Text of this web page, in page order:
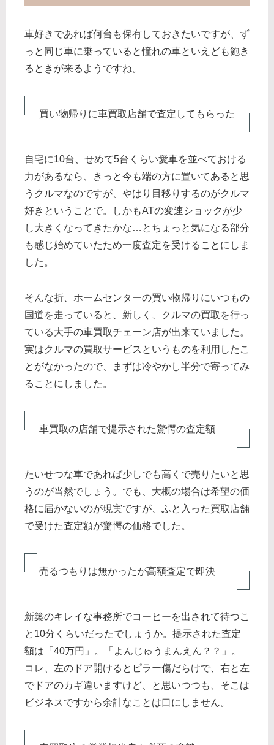
車好きであれば何台も保有しておきたいですが、ず
っと同じ車に乗っていると憧れの車といえども飽き
るときが来るようですね。
買い物帰りに車買取店舗で査定してもらった
自宅に10台、せめて5台くらい愛車を並べておける
力があるなら、きっと今も端の方に置いてあると思
うクルマなのですが、やはり目移りするのがクルマ
好きということで。しかもATの変速ショックが少
し大きくなってきたかな…とちょっと気になる部分
も感じ始めていたため一度査定を受けることにしま
した。
そんな折、ホームセンターの買い物帰りにいつもの
国道を走っていると、新しく、クルマの買取を行っ
ている大手の車買取チェーン店が出来ていました。
実はクルマの買取サービスというものを利用したこ
とがなかったので、まずは冷やかし半分で寄ってみ
ることにしました。
車買取の店舗で提示された驚愕の査定額
たいせつな車であれば少しでも高くで売りたいと思
うのが当然でしょう。でも、大概の場合は希望の価
格に届かないのが現実ですが、ふと入った買取店舗
で受けた査定額が驚愕の価格でした。
売るつもりは無かったが高額査定で即決
新築のキレイな事務所でコーヒーを出されて待つこ
と10分くらいだったでしょうか。提示された査定
額は「40万円」。「よんじゅうまんえん？？」。
コレ、左のドア開けるとピラー傷だらけで、右と左
でドアのカギ違いますけど、と思いつつも、そこは
ビジネスですから余計なことは口にしません。